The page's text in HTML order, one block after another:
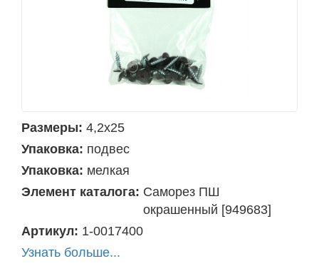
Размеры: 4,2х25
Упаковка: подвес
Упаковка: мелкая
Элемент каталога: Саморез ПШ
окрашенный [949683]
Артикул: 1-0017400
Узнать больше...